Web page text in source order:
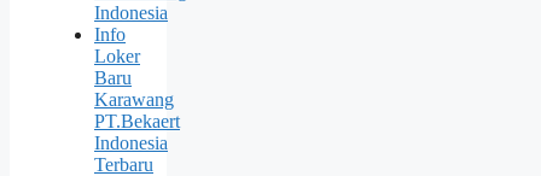
Indonesia
Info
Loker
Baru
Karawang
PT.Bekaert
Indonesia
Terbaru